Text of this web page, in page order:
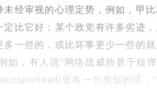
经审视的心理定势，例如，甲
比它好；某个政党有许多劣迹
一些的，或比坏事更少一些的
，有人说“网络战威胁甚于核
里有一句类似的话，